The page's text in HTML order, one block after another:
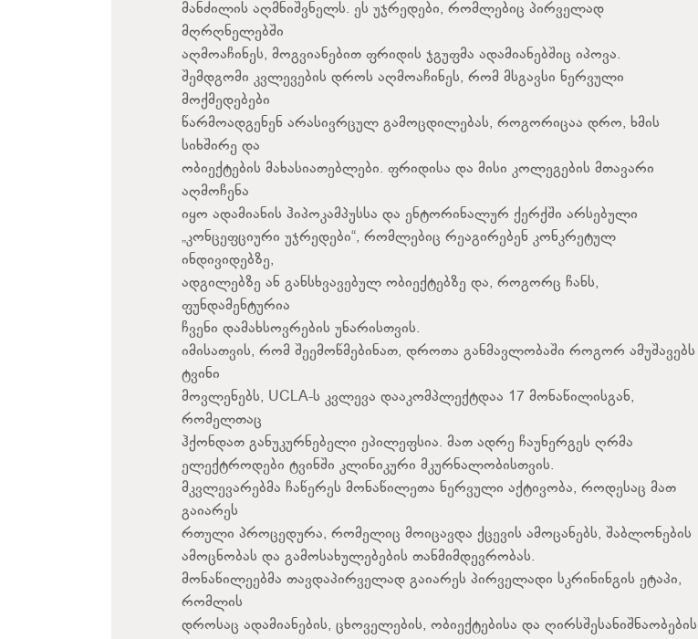
მანძილის აღმნიშვნელს. ეს უჯრედები, რომლებიც პირველად
მღრღნელებში
აღმოაჩინეს, მოგვიანებით ფრიდის ჯგუფმა ადამიანებშიც იპოვა.
შემდგომი კვლევების დროს აღმოაჩინეს, რომ მსგავსი ნერვული
მოქმედებები
წარმოადგენენ არასივრცულ გამოცდილებას, როგორიცაა დრო, ხმის
სიხშირე და
ობიექტების მახასიათებლები. ფრიდისა და მისი კოლეგების მთავარი
აღმოჩენა
იყო ადამიანის ჰიპოკამპუსსა და ენტორინალურ ქერქში არსებული
„კონცეფციური უჯრედები“, რომლებიც რეაგირებენ კონკრეტულ
ინდივიდებზე,
ადგილებზე ან განსხვავებულ ობიექტებზე და, როგორც ჩანს,
ფუნდამენტურია
ჩვენი დამახსოვრების უნარისთვის.
იმისათვის, რომ შეემოწმებინათ, დროთა განმავლობაში როგორ ამუშავებს
ტვინი
მოვლენებს, UCLA-ს კვლევა დააკომპლექტდაა 17 მონაწილისგან,
რომელთაც
ჰქონდათ განუკურნებელი ეპილეფსია. მათ ადრე ჩაუნერგეს ღრმა
ელექტროდები ტვინში კლინიკური მკურნალობისთვის.
მკვლევარებმა ჩაწერეს მონაწილეთა ნერვული აქტივობა, როდესაც მათ
გაიარეს
რთული პროცედურა, რომელიც მოიცავდა ქცევის ამოცანებს, შაბლონების
ამოცნობას და გამოსახულებების თანმიმდევრობას.
მონაწილეებმა თავდაპირველად გაიარეს პირველადი სკრინინგის ეტაპი,
რომლის
დროსაც ადამიანების, ცხოველების, ობიექტებისა და ღირსშესანიშნაობების